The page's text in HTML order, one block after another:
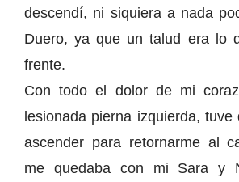
descendí, ni siquiera a nada
Duero, ya que un talud era lo
frente.
Con todo el dolor de mi
lesionada pierna izquierda,
ascender para retornarme al
me quedaba con mi Sara y